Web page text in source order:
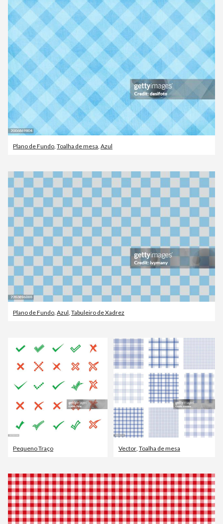
Plano de Fundo Toalha de mesa Azul
Plano de Fundo Azul Tabuleiro de Xadrez
Pequeno Traço Vector, Toalha de mesa